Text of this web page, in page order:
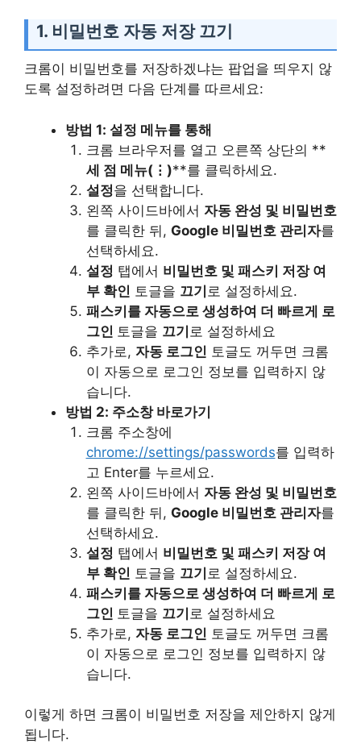
1. 비밀번호 자동 저장 끄기
크롬이 비밀번호를 저장하겠냐는 팝업을 띄우지 않
도록 설정하려면 다음 단계를 따르세요:
방법 1: 설정 메뉴를 통해
크롬 브라우저를 열고 오른쪽 상단의 **
세 점 메뉴(⋮)**를 클릭하세요.
설정을 선택합니다.
왼쪽 사이드바에서 자동 완성 및 비밀번호
를 클릭한 뒤, Google 비밀번호 관리자를
선택하세요.
설정 탭에서 비밀번호 및 패스키 저장 여
부 확인 토글을 끄기 로 설정하세요.
패스키를 자동으로 생성하여 더 빠르게 로
그인 토글을 끄기 로 설정하세요
추가로, 자동 로그인 토글도 꺼두면 크롬
이 자동으로 로그인 정보를 입력하지 않
습니다.
방법 2: 주소창 바로가기
크롬 주소창에
chrome://settings/passwords를 입력하
고 Enter를 누르세요.
왼쪽 사이드바에서 자동 완성 및 비밀번호
를 클릭한 뒤, Google 비밀번호 관리자를
선택하세요.
설정 탭에서 비밀번호 및 패스키 저장 여
부 확인 토글을 끄기 로 설정하세요.
패스키를 자동으로 생성하여 더 빠르게 로
그인 토글을 끄기 로 설정하세요
추가로, 자동 로그인 토글도 꺼두면 크롬
이 자동으로 로그인 정보를 입력하지 않
습니다.
이렇게 하면 크롬이 비밀번호 저장을 제안하지 않게
됩니다.